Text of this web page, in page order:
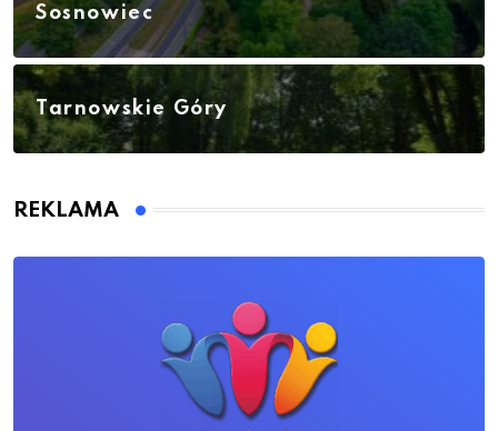
Sosnowiec
Tarnowskie Góry
REKLAMA